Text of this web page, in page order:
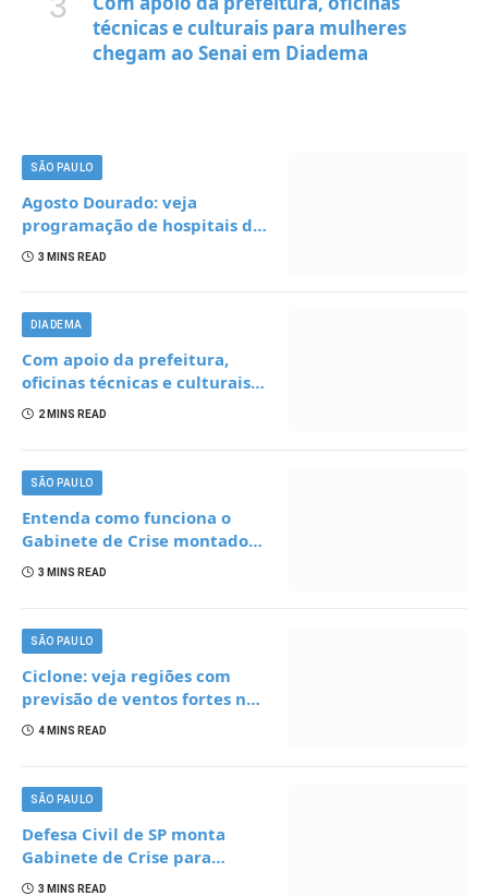
técnicas e culturais para mulheres
chegam ao Senai em Diadema
SÃO PAULO
Agosto Dourado: veja
programação de hospitais da
Grande SP para incentivar o
3 MINS READ
DIADEMA
Com apoio da prefeitura,
oficinas técnicas e culturais
para mulheres chegam ao
2 MINS READ
SÃO PAULO
Entenda como funciona o
Gabinete de Crise montado
para acompanhar chegada
3 MINS READ
SÃO PAULO
Ciclone: veja regiões com
previsão de ventos fortes no
estado de SP e saiba como se
4 MINS READ
SÃO PAULO
Defesa Civil de SP monta
Gabinete de Crise para
monitorar ventania de até
3 MINS READ